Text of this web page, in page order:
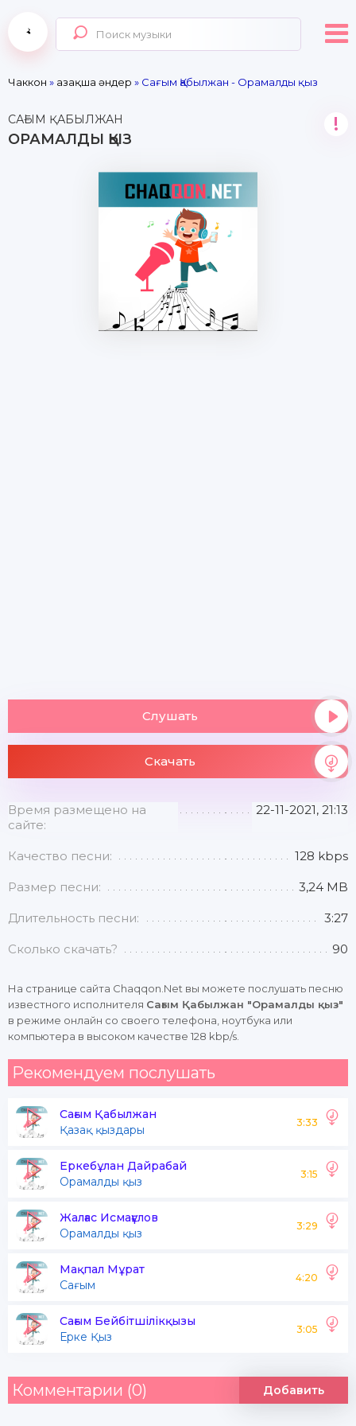
Чаккон » Қазақша әндер » Сағым Қабылжан - Орамалды қыз
САҒЫМ ҚАБЫЛЖАН
ОРАМАЛДЫ ҚЫЗ
!
Слушать
Скачать
Время размещено на
сайте:
22-11-2021, 21:13
Качество песни: 128 kbps
Размер песни: 3,24 MB
Длительность песни: 3:27
Сколько скачать? 90
На странице сайта Chaqqon.Net вы можете послушать песню
известного исполнителя Сағым Қабылжан "Орамалды қыз"
в режиме онлайн со своего телефона, ноутбука или
компьютера в высоком качестве 128 kbp/s.
Рекомендуем послушать
Сағым Қабылжан
Қазақ қыздары
3:33
Еркебұлан Дайрабай
Орамалды қыз
3:15
Жалғас Исмағұлов
Орамалды қыз
3:29
Мақпал Мұрат
Сағым
4:20
Сағым Бейбітшілікқызы
Ерке Қыз
3:05
Комментарии (0) Добавить